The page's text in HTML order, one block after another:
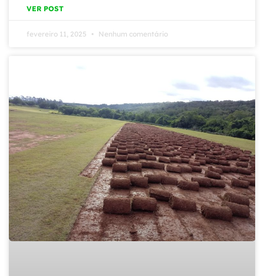
VER POST
fevereiro 11, 2025 Nenhum comentário